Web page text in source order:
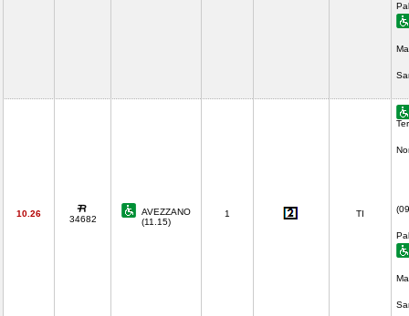
10.26
34682
AVEZZANO
(11.15)
1 TI